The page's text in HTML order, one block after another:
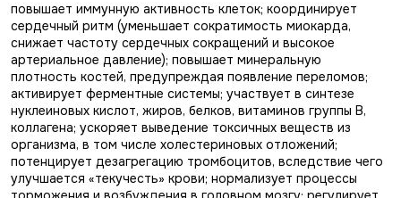
повышает иммунную активность клеток; координирует
сердечный ритм (уменьшает сократимость миокарда,
снижает частоту сердечных сокращений и высокое
артериальное давление); повышает минеральную
плотность костей, предупреждая появление переломов;
активирует ферментные системы; участвует в синтезе
нуклеиновых кислот, жиров, белков, витаминов группы В,
коллагена; ускоряет выведение токсичных веществ из
организма, в том числе холестериновых отложений;
потенцирует дезагрегацию тромбоцитов, вследствие чего
улучшается «текучесть» крови; нормализует процессы